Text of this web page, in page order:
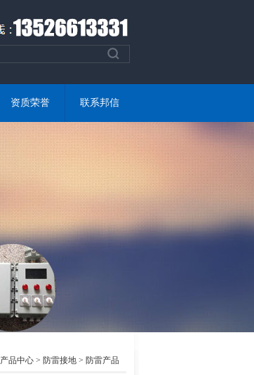
资质荣誉 联系邦信
产品中心 > 防雷接地 > 防雷产品